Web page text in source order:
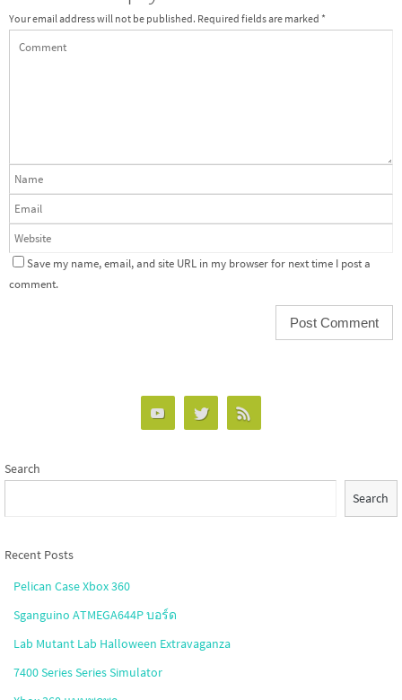
Your email address will not be published. Required fields are marked *
Save my name, email, and site URL in my browser for next time I post a
comment.
Search
Search
Recent Posts
Pelican Case Xbox 360
Sganguino ATMEGA644P บอร์ด
Lab Mutant Lab Halloween Extravaganza
7400 Series Series Simulator